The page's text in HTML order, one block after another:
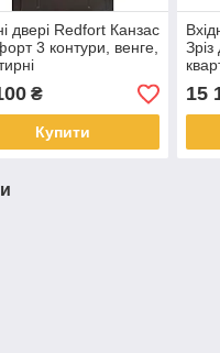
двері Redfort Канзас
3 контури, венге,
₴
Купити
3
15